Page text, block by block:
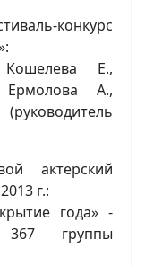
конкурс
Е.,
Ермолова А.,
актерский
г.:
года» -
группы